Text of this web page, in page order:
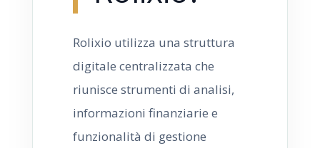
Rolixio utilizza una struttura
digitale centralizzata che
riunisce strumenti di analisi,
informazioni finanziarie e
funzionalità di gestione